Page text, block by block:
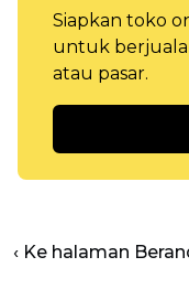
Siapkan toko
untuk
atau pasar.
‹ Ke halaman